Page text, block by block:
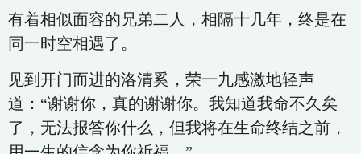
有着相似面容的兄弟二人，相隔十几年，终是在
同一时空相遇了。
见到开门而进的洛清奚，荣一九感激地轻声
道：“谢谢你，真的谢谢你。我知道我命不久矣
了，无法报答你什么，但我将在生命终结之前，